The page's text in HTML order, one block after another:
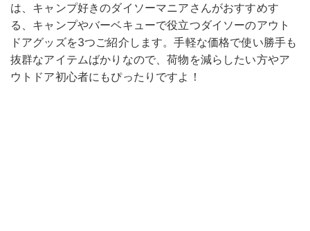
は、キャンプ好きのダイソーマニアさんがおすすめす
る、キャンプやバーベキューで役立つダイソーのアウト
ドアグッズを3つご紹介します。手軽な価格で使い勝手も
抜群なアイテムばかりなので、荷物を減らしたい方やア
ウトドア初心者にもぴったりですよ！